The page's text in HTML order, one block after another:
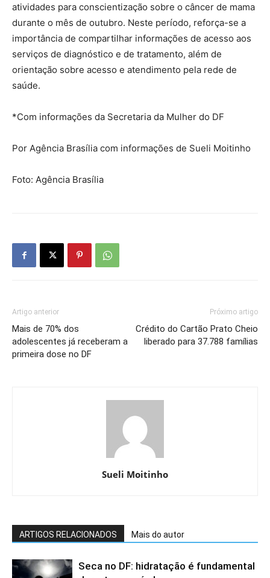
atividades para conscientização sobre o câncer de mama
durante o mês de outubro. Neste período, reforça-se a
importância de compartilhar informações de acesso aos
serviços de diagnóstico e de tratamento, além de
orientação sobre acesso e atendimento pela rede de
saúde.
*Com informações da Secretaria da Mulher do DF
Por Agência Brasília com informações de Sueli Moitinho
Foto: Agência Brasília
Artigo anterior
Mais de 70% dos
adolescentes já receberam a
primeira dose no DF
Próximo artigo
Crédito do Cartão Prato Cheio
liberado para 37.788 famílias
Sueli Moitinho
ARTIGOS RELACIONADOS Mais do autor
Seca no DF: hidratação é fundamental